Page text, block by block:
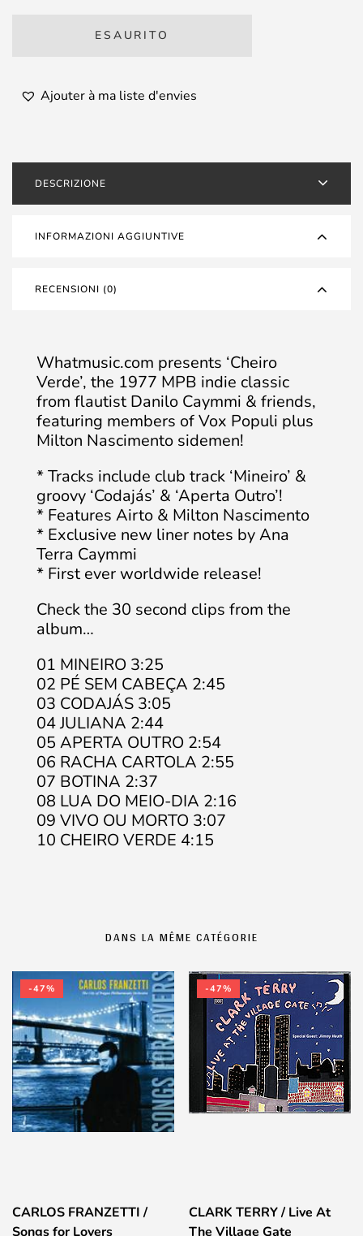
ESAURITO
Ajouter à ma liste d'envies
DESCRIZIONE
INFORMAZIONI AGGIUNTIVE
RECENSIONI (0)
Whatmusic.com presents ‘Cheiro
Verde’, the 1977 MPB indie classic
from flautist Danilo Caymmi & friends,
featuring members of Vox Populi plus
Milton Nascimento sidemen!
* Tracks include club track ‘Mineiro’ &
groovy ‘Codajás’ & ‘Aperta Outro’!
* Features Airto & Milton Nascimento
* Exclusive new liner notes by Ana
Terra Caymmi
* First ever worldwide release!
Check the 30 second clips from the
album…
01 MINEIRO 3:25
02 PÉ SEM CABEÇA 2:45
03 CODAJÁS 3:05
04 JULIANA 2:44
05 APERTA OUTRO 2:54
06 RACHA CARTOLA 2:55
07 BOTINA 2:37
08 LUA DO MEIO-DIA 2:16
09 VIVO OU MORTO 3:07
10 CHEIRO VERDE 4:15
DANS LA MÊME CATÉGORIE
-47%
CARLOS FRANZETTI /
Songs for Lovers
-47%
CLARK TERRY / Live At
The Village Gate